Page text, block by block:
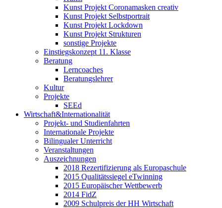
Kunst Projekt Coronamasken creativ
Kunst Projekt Selbstportrait
Kunst Projekt Lockdown
Kunst Projekt Strukturen
sonstige Projekte
Einstiegskonzept 11. Klasse
Beratung
Lerncoaches
Beratungslehrer
Kultur
Projekte
SEEd
Wirtschaft&Internationalität
Projekt- und Studienfahrten
Internationale Projekte
Bilingualer Unterricht
Veranstaltungen
Auszeichnungen
2018 Rezertifizierung als Europaschule
2015 Qualitätssiegel eTwinning
2015 Europäischer Wettbewerb
2014 FidZ
2009 Schulpreis der HH Wirtschaft